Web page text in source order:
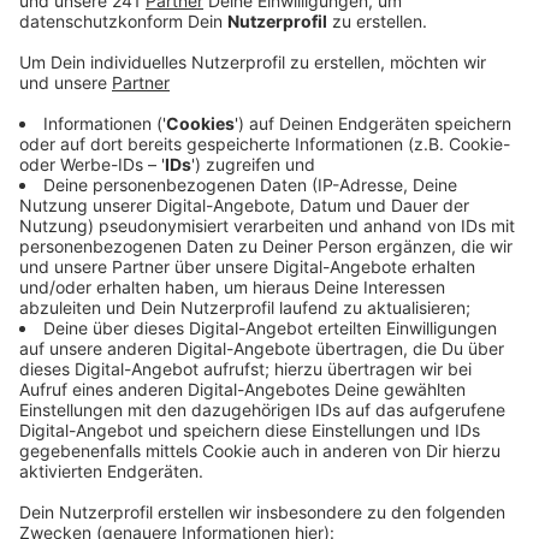
Anzeige
Wie die Stadt mitteilte, waren zwei Örtlichkeiten in der
Kernstadt das Ziel der Kontrolle – sieben Automaten
wurden dort gefunden, außerdem noch zwei illegale
Wettterminals. Sie wurden jeweils beschlagnahmt und
abtransportiert. Die Lokale bleiben bis auf weiteres zu,
sie wurden versiegelt.
Außerdem fiel noch auf, dass vor Ort illegal Alkohol
ausgeschenkt und geraucht wurde, obwohl das gegen
das Nichtrauchergesetz verstößt. Eine Person
leistete bei dem Einsatz Widerstand gegen die Polizei,
deshalb läuft jetzt eine Anzeige gegen sie. Die
Ermittlungen der Kriminalpolizei gegen das illegale
Glücksspiel in Euskirchen gehen weiter.